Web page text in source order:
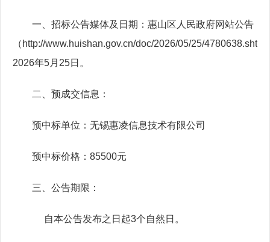
一、招标公告媒体及日期：惠山区人民政府网站公告
（http://www.huishan.gov.cn/doc/2026/05/25/
2026年5月25日。
二、预成交信息：
预中标单位：无锡惠凌信息技术有限公司
预中标价格：85500元
三、公告期限：
自本公告发布之日起3个自然日。